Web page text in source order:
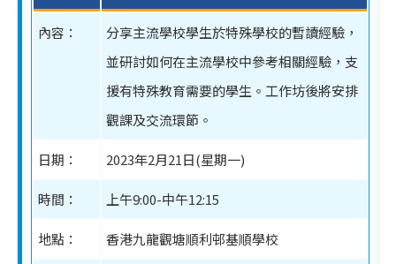
內容：
分享主流學校學生於特殊學校的暫讀經驗，
並研討如何在主流學校中參考相關經驗，支
援有特殊教育需要的學生。工作坊後將安排
觀課及交流環節。
日期： 2023年2月21日(星期一)
時間： 上午9:00-中午12:15
地點： 香港九龍觀塘順利邨基順學校